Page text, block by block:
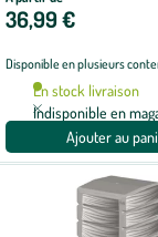
avec
2
36,99 €
Disponible en plusieurs
En stock livraison
Indisponible en
Ajouter au